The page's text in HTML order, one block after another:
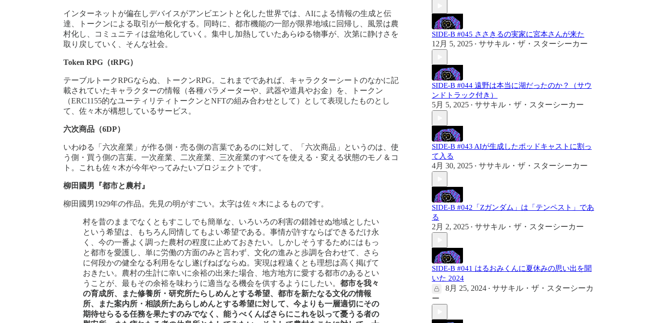
インターネットが偏在しデバイスがアンビエントと化した世界では、AIによる情報の生成と伝
達、トークンによる取引が一般化する。同時に、都市機能の一部が限界地域に回帰し、風景は農
村化し、コミュニティは盆地化していく。集中し加熱していたあらゆる物事が、次第に静けさを
取り戻していく、そんな社会。
Token RPG（tRPG）
テーブルトークRPGならぬ、トークンRPG。これまでであれば、キャラクターシートのなかに記
載されていたキャラクターの情報（各種パラメーターや、武器や道具やお金）を、トークン
（ERC1155的なユーティリティトークンとNFTの組み合わせとして）として表現したものとし
て、佐々木が構想しているサービス。
六次商品（6DP）
いわゆる「六次産業」が作る側・売る側の言葉であるのに対して、「六次商品」というのは、使
う側・買う側の言葉。一次産業、二次産業、三次産業のすべてを使える・変える状態のモノ＆コ
ト。これも佐々木が今年やってみたいプロジェクトです。
柳田國男『都市と農村』
柳田國男1929年の作品。先見の明がすごい。太字は佐々木によるものです。
村を昔のままでなくともすこしでも簡単な、いろいろの利害の錯雑せぬ地域としたい
という希望は、もちろん同情してもよい希望である。事情が許すならばできるだけ永
く、今の一番よく調った農村の程度に止めておきたい。しかしそうするためにはもっ
と都市を愛護し、単に労働の方面のみと言わず、文化の進みと歩調を合わせて、さら
に何段かの健全なる利用をなし遂げねばならぬ。実現は程遠くとも理想は高く掲げて
おきたい。農村の生計に幸いに余裕の出来た場合、地方地方に愛する都市のあるとい
うことが、最もその余裕を味わうに適当なる機会を供するようにしたい。 都市を我々
の育成所、また修養所・研究所たらしめんとする希望、都市を新たなる文化の情報
所、また案内所・相談所たあらしめんとする希望に対して、今よりも一層適切にその
期待せらるる任務を果たすのみでなく、能うべくんばさらにこれを以って憂うる者の
SIDE-B #045 ささきるの実家に宮本さんが来た
12月 5, 2025 • ササキル・ザ・スターシーカー
SIDE-B #044 遠野は本当に湖だったのか？（サウ
ンドトラック付き）
5月 5, 2025 • ササキル・ザ・スターシーカー
SIDE-B #043 AIが生成したポッドキャストに割っ
て入る
4月 30, 2025 • ササキル・ザ・スターシーカー
SIDE-B #042「Ζガンダム」は「テンペスト」であ
る
2月 2, 2025 • ササキル・ザ・スターシーカー
SIDE-B #041 はるおみくんに夏休みの思い出を聞
いた 2024
8月 25, 2024 • ササキル・ザ・スターシーカ
ー